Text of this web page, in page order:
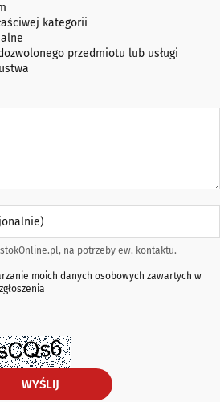
kategorii
przedmiotu lub usługi
na potrzeby ew. kontaktu.
moich danych osobowych zawartych w
WYŚLIJ